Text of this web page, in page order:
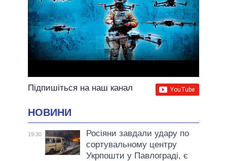
Підпишіться на наш канал
НОВИНИ
19:30
Росіяни завдали удару по
сортувальному центру
Укрпошти у Павлограді, є